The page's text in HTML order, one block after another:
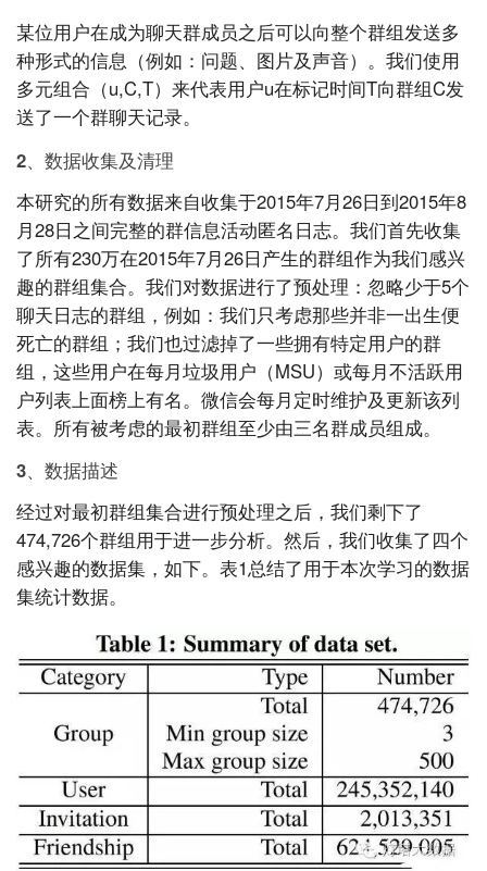
某位用户在成为聊天群成员之后可以向整个群组发送多
种形式的信息（例如：问题、图片及声音）。我们使用
多元组合（u,C,T）来代表用户u在标记时间T向群组C发
送了一个群聊天记录。
2、数据收集及清理
本研究的所有数据来自收集于2015年7月26日到2015年8
月28日之间完整的群信息活动匿名日志。我们首先收集
了所有230万在2015年7月26日产生的群组作为我们感兴
趣的群组集合。我们对数据进行了预处理：忽略少于5个
聊天日志的群组，例如：我们只考虑那些并非一出生便
死亡的群组；我们也过滤掉了一些拥有特定用户的群
组，这些用户在每月垃圾用户（MSU）或每月不活跃用
户列表上面榜上有名。微信会每月定时维护及更新该列
表。所有被考虑的最初群组至少由三名群成员组成。
3、数据描述
经过对最初群组集合进行预处理之后，我们剩下了
474,726个群组用于进一步分析。然后，我们收集了四个
感兴趣的数据集，如下。表1总结了用于本次学习的数据
集统计数据。